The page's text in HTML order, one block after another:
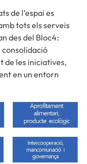
de l’espai es
tots els serveis
des del Bloc4:
consolidació
de les iniciatives,
en un entorn